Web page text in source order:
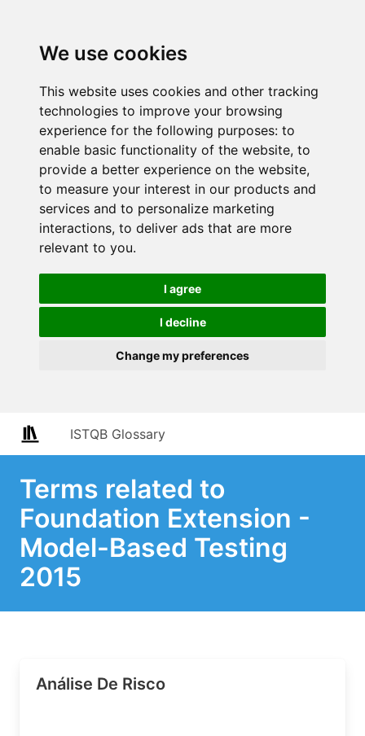
We use cookies
This website uses cookies and other tracking
technologies to improve your browsing
experience for the following purposes: to
enable basic functionality of the website, to
provide a better experience on the website,
to measure your interest in our products and
services and to personalize marketing
interactions, to deliver ads that are more
relevant to you.
I agree
I decline
Change my preferences
ISTQB Glossary
Terms related to
Foundation Extension -
Model-Based Testing
2015
Análise De Risco